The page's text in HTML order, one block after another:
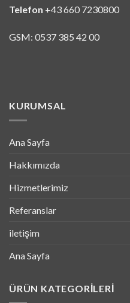
Telefon +43 660 7230800
GSM: 0537 385 42 00
KURUMSAL
Ana Sayfa
Hakkımızda
Hizmetlerimiz
Referanslar
iletişim
Ana Sayfa
ÜRÜN KATEGORILERI